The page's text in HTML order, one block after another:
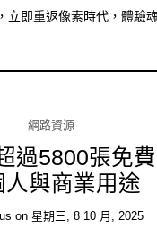
即重返像素時代，體驗
網路資源
過5800張免
人與商業用途
on 星期三, 8 10 月, 2025